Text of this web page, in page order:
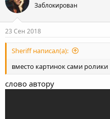
Заблокирован
23 Сен 2018
Sheriff написал(а):
вместо картинок сами ролики
слово автору